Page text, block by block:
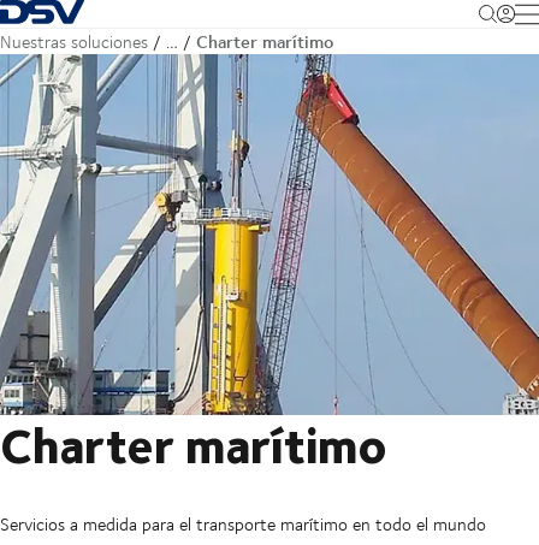
Volver a la página de inicio
Nuestras soluciones … Charter marítimo
Charter marítimo
Servicios a medida para el transporte marítimo en todo el mundo